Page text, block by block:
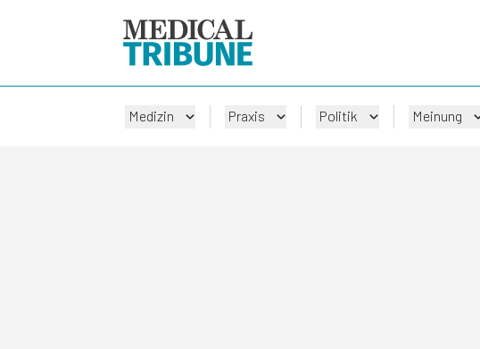
Medizin Praxis Politik Meinung